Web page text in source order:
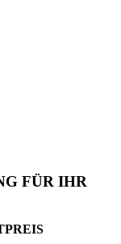
FÜR IHR